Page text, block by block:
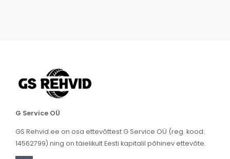
G Service OÜ
GS Rehvid.ee on osa ettevõttest G Service OÜ (reg. kood:
14562799) ning on täielikult Eesti kapitalil põhinev ettevõte.